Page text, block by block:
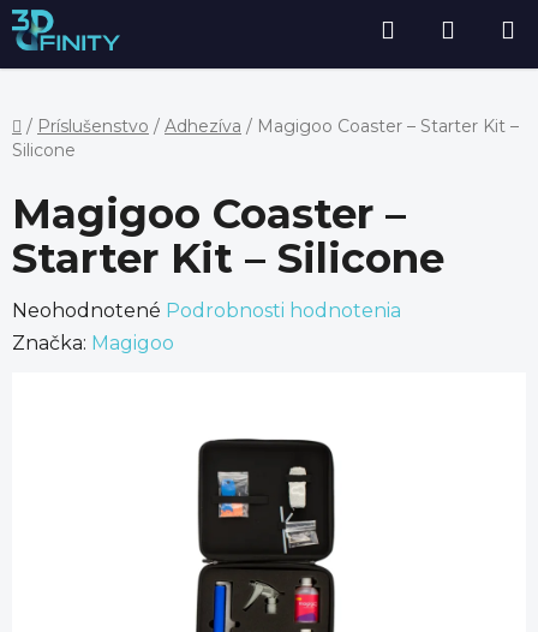
Prejsť
na
obsah
Hľadať
KOŠÍK
Domov
/ Príslušenstvo / Adhezíva / Magigoo Coaster – Starter Kit –
Silicone
Magigoo Coaster –
Starter Kit – Silicone
Priemerné
hodnotenie
Neohodnotené Podrobnosti hodnotenia
Značka: Magigoo